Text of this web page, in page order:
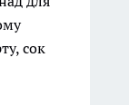
сок